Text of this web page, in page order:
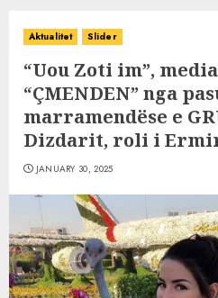
Aktualitet Slider
“Uou Zoti im”,
“ÇMENDEN” nga
marramendëse e
Dizdarit, roli i
JANUARY 30, 2025